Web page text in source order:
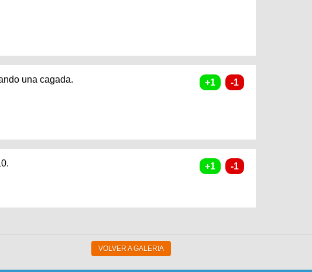
una cagada.
VOLVER A GALERIA